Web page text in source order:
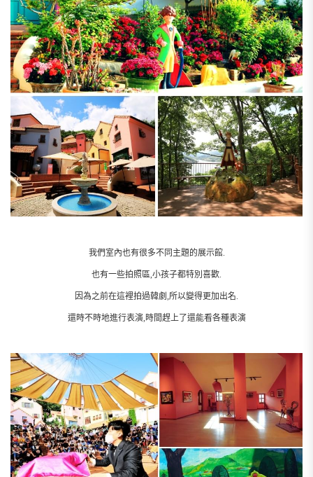
我們室內也有很多不同主題的展示館.
也有一些拍照區,小孩子都特別喜歡.
因為之前在這裡拍過韓劇,所以變得更加出名.
還時不時地進行表演,時間趕上了還能看各種表演